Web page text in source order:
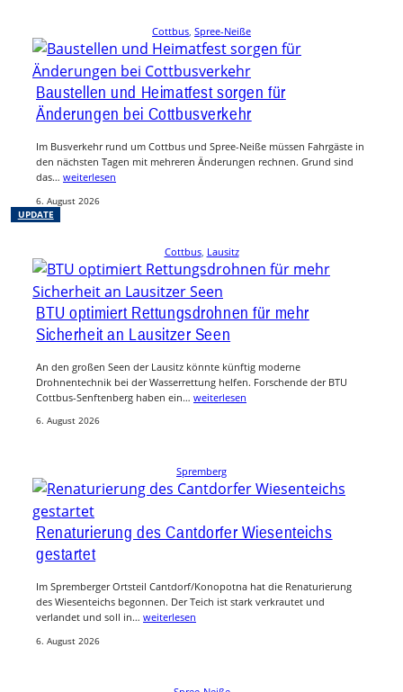
Cottbus, Spree-Neiße
UPDATE
Baustellen und Heimatfest sorgen für
Änderungen bei Cottbusverkehr
Im Busverkehr rund um Cottbus und Spree-Neiße müssen Fahrgäste in
den nächsten Tagen mit mehreren Änderungen rechnen. Grund sind
das… weiterlesen
6. August 2026
Cottbus, Lausitz
BTU optimiert Rettungsdrohnen für mehr
Sicherheit an Lausitzer Seen
An den großen Seen der Lausitz könnte künftig moderne
Drohnentechnik bei der Wasserrettung helfen. Forschende der BTU
Cottbus-Senftenberg haben ein… weiterlesen
6. August 2026
Spremberg
Renaturierung des Cantdorfer Wiesenteichs
gestartet
Im Spremberger Ortsteil Cantdorf/Konopotna hat die Renaturierung
des Wiesenteichs begonnen. Der Teich ist stark verkrautet und
verlandet und soll in… weiterlesen
6. August 2026